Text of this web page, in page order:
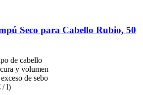
Seco para Cabello Rubio, 50
de cabello
y volumen
de sebo
/ l)